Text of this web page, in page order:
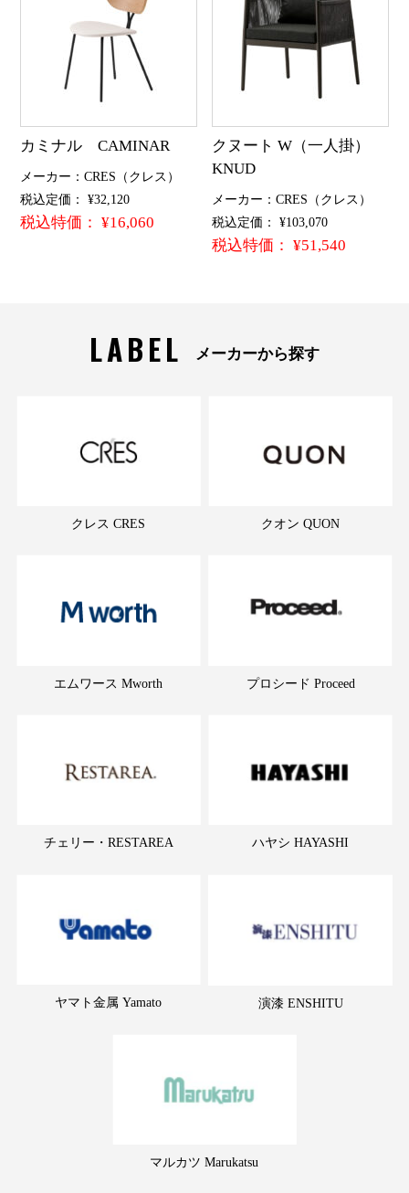
カミナル CAMINAR
メーカー：CRES（クレス）
税込定価： ¥32,120
税込特価： ¥16,060
クヌート W（一人掛）
KNUD
メーカー：CRES（クレス）
税込定価： ¥103,070
税込特価： ¥51,540
LABEL メーカーから探す
クレス CRES クオン QUON
エムワース Mworth プロシード Proceed
チェリー・RESTAREA ハヤシ HAYASHI
ヤマト金属 Yamato 演漆 ENSHITU
マルカツ Marukatsu